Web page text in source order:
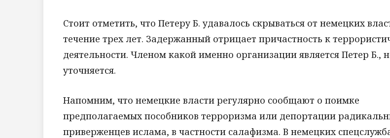
Стоит отметить, что Петеру Б. удавалось скрываться от немецких
течение трех лет. Задержанный отрицает причастность к
деятельности. Членом какой именно организации является Петер Б.,
уточняется.
Напомним, что немецкие власти регулярно сообщают о поимке
предполагаемых пособников терроризма или депортации
приверженцев ислама, в частности салафизма. В немецких